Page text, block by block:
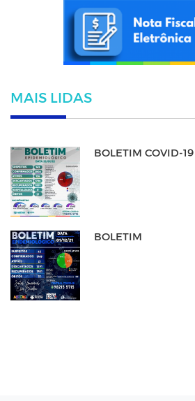
MAIS LIDAS
BOLETIM COVID-19
BOLETIM